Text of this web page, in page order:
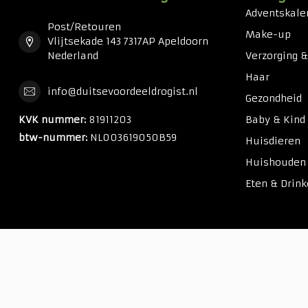
Post/Retouren
Vlijtsekade 143 7317AP Apeldoorn
Nederland
info@duitsevoordeeldrogist.nl
KVK nummer: 81911203
btw-nummer: NL003619050B59
Make-up
Verzorging
Haar
Gezondheid
Baby & Kind
Huisdieren
Huishouden
Eten &